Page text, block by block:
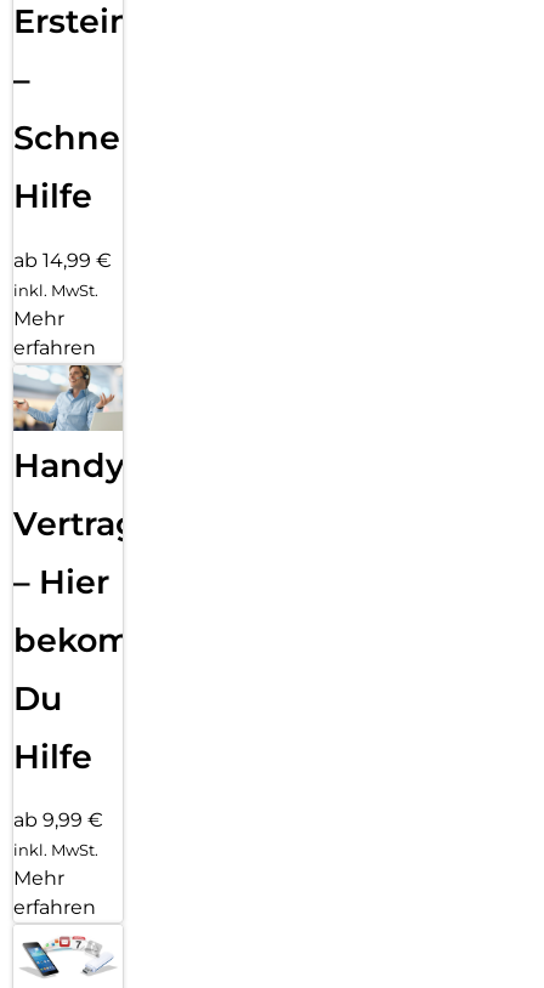
Ersteinrichtung
–
Schnelle
Hilfe
ab 14,99 €
inkl. MwSt.
Mehr
erfahren
Handy
Vertragsabwicklung
– Hier
bekommst
Du
Hilfe
ab 9,99 €
inkl. MwSt.
Mehr
erfahren